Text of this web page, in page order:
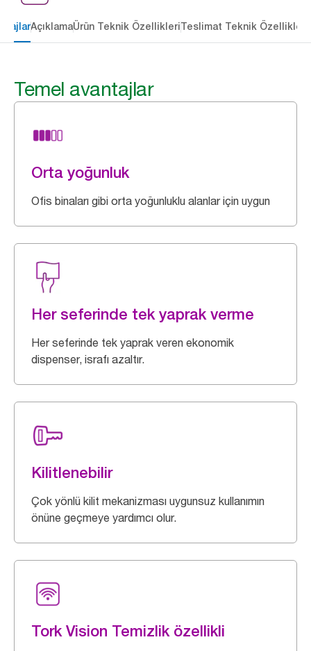
AçıklamaÜrün Teknik ÖzellikleriTeslimat Teknik Özellikleri
Temel avantajlar
Orta yoğunluk
Ofis binaları gibi orta yoğunluklu alanlar için uygun
Her seferinde tek yaprak verme
Her seferinde tek yaprak veren ekonomik
dispenser, israfı azaltır.
Kilitlenebilir
Çok yönlü kilit mekanizması uygunsuz kullanımın
önüne geçmeye yardımcı olur.
Tork Vision Temizlik özellikli